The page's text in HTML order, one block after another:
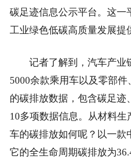
碳足迹信息公示平台。这一
工业绿色低碳高质量发展提
记者了解到，汽车产业
5000余款乘用车以及零部
的碳排放数据，包含碳足迹
10多项数据信息。从材料
车的碳排放如何呢？以一款
它的全生命周期碳排放为